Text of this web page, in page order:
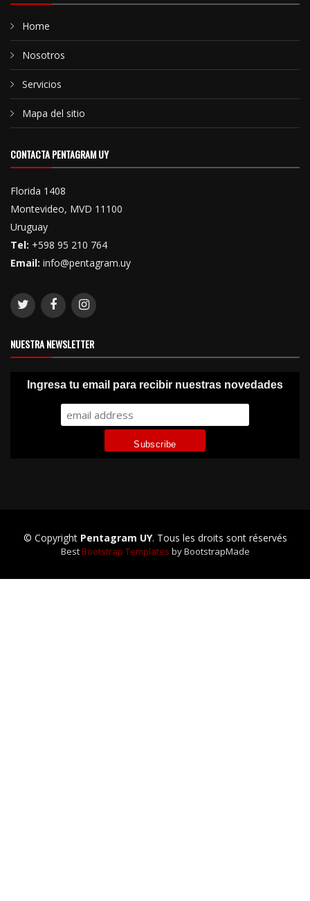
Home
Nosotros
Servicios
Mapa del sitio
CONTACTA PENTAGRAM UY
Florida 1408
Montevideo, MVD 11100
Uruguay
Tel: +598 95 210 764
Email: info@pentagram.uy
NUESTRA NEWSLETTER
Ingresa tu email para recibir nuestras novedades
© Copyright Pentagram UY. Tous les droits sont réservés
Best Bootstrap Templates by BootstrapMade